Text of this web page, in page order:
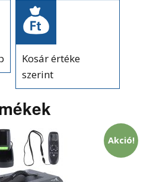
Kosár értéke
szerint
Akció!